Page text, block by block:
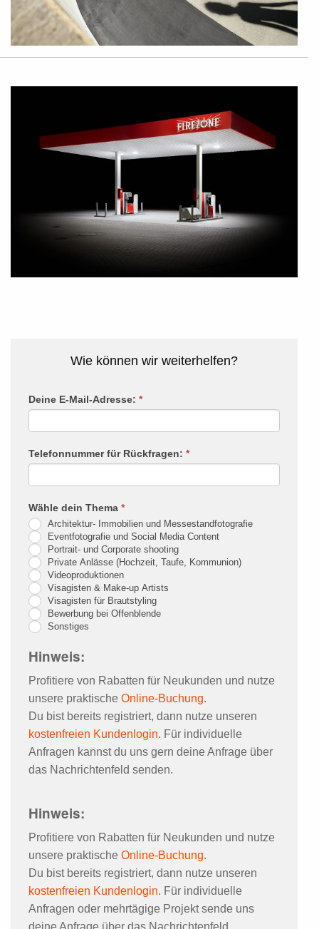
Wie können wir weiterhelfen?
Rückruf
Deine E-Mail-Adresse: *
Telefonnummer für Rückfragen: *
Wähle dein Thema *
Architektur- Immobilien und Messestandfotografie
Eventfotografie und Social Media Content
Portrait- und Corporate shooting
Private Anlässe (Hochzeit, Taufe, Kommunion)
Videoproduktionen
Visagisten & Make-up Artists
Visagisten für Brautstyling
Bewerbung bei Offenblende
Sonstiges
Hinweis:
Profitiere von Rabatten für Neukunden und nutze
unsere praktische Online-Buchung.
Du bist bereits registriert, dann nutze unseren
kostenfreien Kundenlogin. Für individuelle
Anfragen kannst du uns gern deine Anfrage über
das Nachrichtenfeld senden.
Hinweis:
Profitiere von Rabatten für Neukunden und nutze
unsere praktische Online-Buchung.
Du bist bereits registriert, dann nutze unseren
kostenfreien Kundenlogin. Für individuelle
Anfragen oder mehrtägige Projekt sende uns
Falls
bist,
Feld
leer.